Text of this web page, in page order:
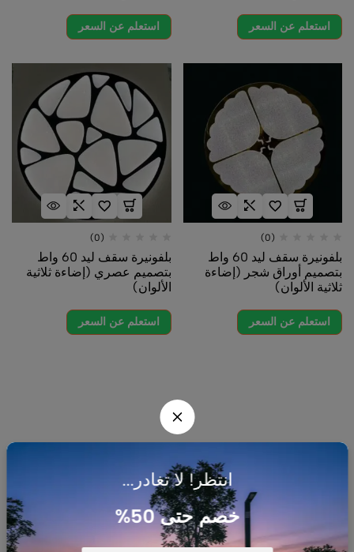
استعلم عن السعر استعلم عن السعر
(0)
بلفونيرة سقف ليد 60 واط
بتصميم أوراق شجر (إضاءة
ثلاثية الألوان)
استعلم عن السعر
(0)
بلفونيرة سقف ليد 60 واط
بتصميم عصري (إضاءة ثلاثية
الألوان)
استعلم عن السعر
انتظر! لا تغادر...
خصم حتى 50%
بالرياض
شركتنا السياسات